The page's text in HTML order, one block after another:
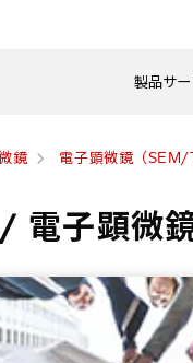
製品サ
鏡 電子顕微鏡（SEM/
電子顕微